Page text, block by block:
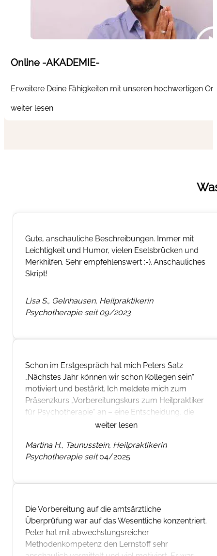
Online -AKADEMIE-
Erweitere Deine Fähigkeiten mit unseren hochwertigen
weiter lesen
Gute, anschauliche Beschreibungen. Immer mit
Leichtigkeit und Humor, vielen Eselsbrücken und
Merkhilfen. Sehr empfehlenswert :-). Anschauliches
Skript!
Lisa S., Gelnhausen, Heilpraktikerin
Psychotherapie seit 09/2023
Schon im Erstgespräch hat mich Peters Satz
„Nächstes Jahr können wir schon Kollegen sein“
motiviert und bestärkt. Ich meldete mich zum
Präsenzkurs „Vorbereitungskurs zum Heilpraktiker
für Psychotherapie“ an – eine Entscheidung, die
sich für mich als absolut richtig herausgestellt hat.
Peter vermittelt sein umfangreiches Wissen
anschaulich, praxisnah und mit spürbarer Freude.
Natürlich war es anstrengend, da die
Anforderungen kontinuierlich steigen. Doch die
Freude am Lernen, die positive Atmosphäre und
weiter lesen
Martina H., Taunusstein, Heilpraktikerin
Psychotherapie seit04/2025
Die Vorbereitung auf die amtsärztliche
Überprüfung war auf das Wesentliche konzentriert.
Peter hat mit abwechslungsreicher
Methodenkompetenz den Lernstoff sehr